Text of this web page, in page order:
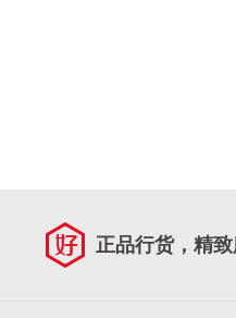
正品行货，精